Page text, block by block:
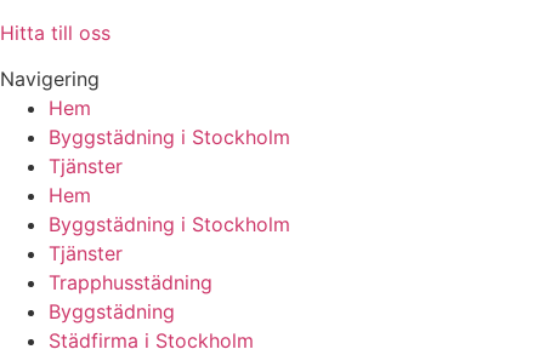
Hitta till oss
Navigering
Hem
Byggstädning i Stockholm
Tjänster
Hem
Byggstädning i Stockholm
Tjänster
Trapphusstädning
Byggstädning
Städfirma i Stockholm